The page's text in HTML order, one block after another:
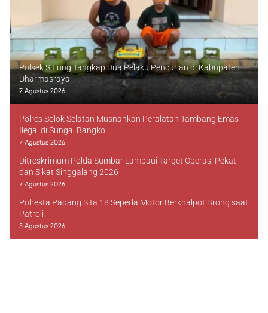
Polsek Sitiung Tangkap Dua Pelaku Pencurian di Kabupaten
Dharmasraya
7 Agustus 2026
Polres Solok Selatan Musnahkan Peralatan Tambang Emas
Ilegal di Sungai Bangko
7 Agustus 2026
Ditreskrimum Polda Sumbar Lampaui Target Operasi Pekat
dan Sikat Singgalang 2026
7 Agustus 2026
Polresta Padang Sita 18 Sepeda Motor Berknalpot Brong saat
Patroli
3 Agustus 2026